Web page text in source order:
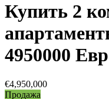
Купить 2
4950000
€4,950,000
Продажа